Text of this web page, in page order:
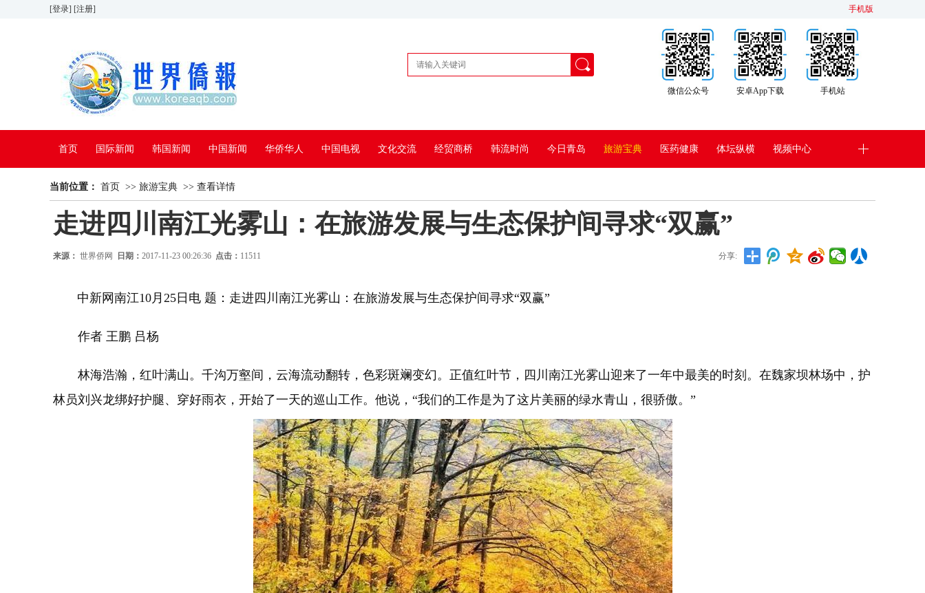
[登录] [注册] 手机版
手机站
安卓App下载
微信公众号
首页 国际新闻 韩国新闻 中国新闻 华侨华人 中国电视 文化交流 经贸商桥 韩流时尚 今日青岛 旅游宝典 医药健康 体坛纵横 视频中心
看中国 特别报道
当前位置： 首页 >> 旅游宝典 >> 查看详情
走进四川南江光雾山：在旅游发展与生态保护间寻求“双赢”
来源： 世界侨网 日期： 2017-11-23 00:26:36 点击： 11511 分享:
中新网南江10月25日电 题：走进四川南江光雾山：在旅游发展与生态保护间寻求“双赢”
作者 王鹏 吕杨
林海浩瀚，红叶满山。千沟万壑间，云海流动翻转，色彩斑斓变幻。正值红叶节，四川南江光雾山迎来了一年中最美的时刻。在魏家坝林场中，护
林员刘兴龙绑好护腿、穿好雨衣，开始了一天的巡山工作。他说，“我们的工作是为了这片美丽的绿水青山，很骄傲。”